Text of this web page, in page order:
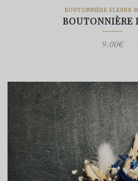
BOUTONNIÈRE FLEURS
BOUTONNIÈRE
9.00€